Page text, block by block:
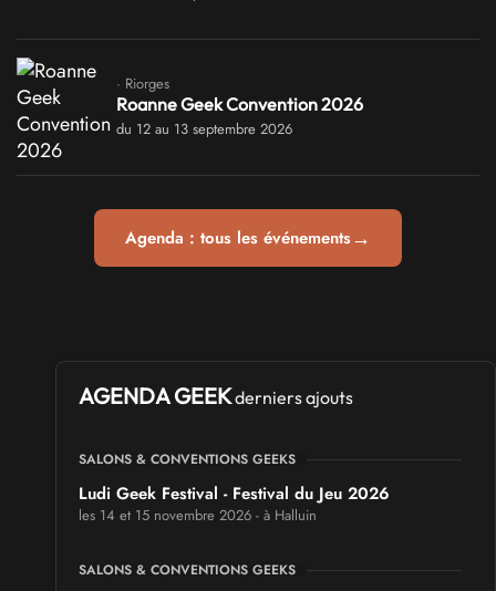
· Riorges
Roanne Geek Convention 2026
du 12 au 13 septembre 2026
Agenda : tous les événements→
AGENDA GEEKderniers ajouts
SALONS & CONVENTIONS GEEKS
Ludi Geek Festival - Festival du Jeu 2026
les 14 et 15 novembre 2026 - à Halluin
SALONS & CONVENTIONS GEEKS